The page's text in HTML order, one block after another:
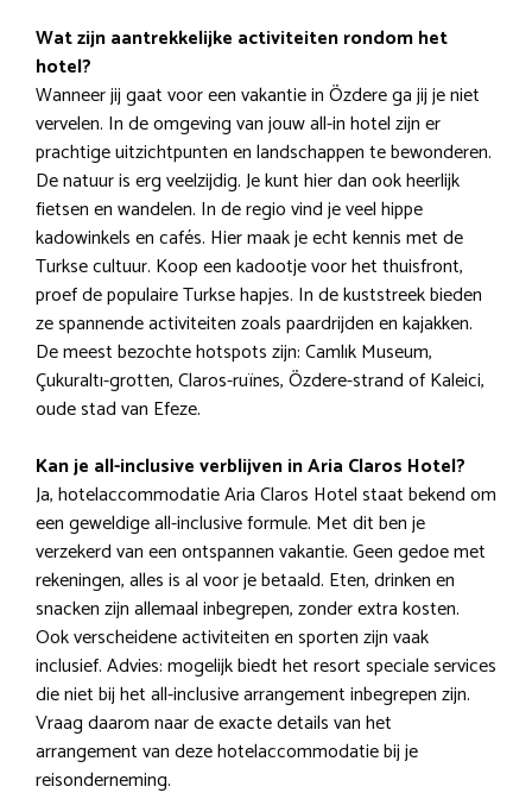
Wat zijn aantrekkelijke activiteiten rondom het
hotel?
Wanneer jij gaat voor een vakantie in Özdere ga jij je niet
vervelen. In de omgeving van jouw all-in hotel zijn er
prachtige uitzichtpunten en landschappen te bewonderen.
De natuur is erg veelzijdig. Je kunt hier dan ook heerlijk
fietsen en wandelen. In de regio vind je veel hippe
kadowinkels en cafés. Hier maak je echt kennis met de
Turkse cultuur. Koop een kadootje voor het thuisfront,
proef de populaire Turkse hapjes. In de kuststreek bieden
ze spannende activiteiten zoals paardrijden en kajakken.
De meest bezochte hotspots zijn: Camlık Museum,
Çukuraltı-grotten, Claros-ruïnes, Özdere-strand of Kaleici,
oude stad van Efeze.
Kan je all-inclusive verblijven in Aria Claros Hotel?
Ja, hotelaccommodatie Aria Claros Hotel staat bekend om
een geweldige all-inclusive formule. Met dit ben je
verzekerd van een ontspannen vakantie. Geen gedoe met
rekeningen, alles is al voor je betaald. Eten, drinken en
snacken zijn allemaal inbegrepen, zonder extra kosten.
Ook verscheidene activiteiten en sporten zijn vaak
inclusief. Advies: mogelijk biedt het resort speciale services
die niet bij het all-inclusive arrangement inbegrepen zijn.
Vraag daarom naar de exacte details van het
arrangement van deze hotelaccommodatie bij je
reisonderneming.